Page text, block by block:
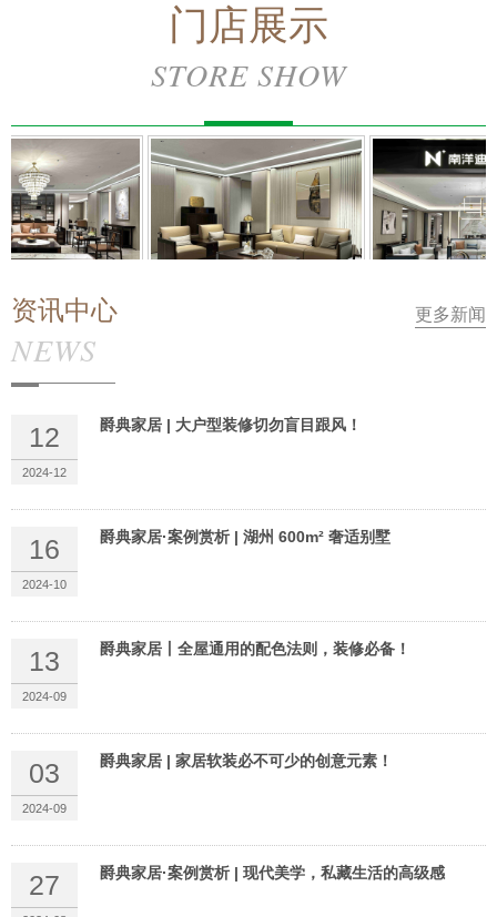
门店展示
STORE SHOW
资讯中心
NEWS
更多新闻
12
2024-12
爵典家居 | 大户型装修切勿盲目跟风！
16
2024-10
爵典家居·案例赏析 | 湖州 600m² 奢适别墅
13
2024-09
爵典家居丨全屋通用的配色法则，装修必备！
03
2024-09
爵典家居 | 家居软装必不可少的创意元素！
27 爵典家居·案例赏析 | 现代美学，私藏生活的高级感